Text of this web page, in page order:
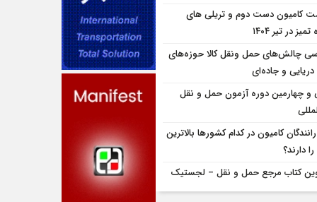
کامیون دست دوم و تریلی‌ های
در تیر ۱۴۰۴
چالش‌های حمل ونقل کالا حوزه‌های
دریایی و جاده‌ای
چهارمین دوره آزمون حمل و نقل
کامیون در کدام کشورها بالاترین
دارند؟
کتاب مرجع حمل و نقل – لجستیک